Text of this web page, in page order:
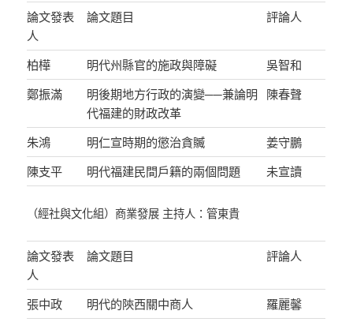
論文發表
人
論文題目 評論人
柏樺 明代州縣官的施政與障礙
吳智和
鄭振滿
明後期地方行政的演變──兼論明
代福建的財政改革
陳春聲
朱鴻 明仁宣時期的懲治貪贓
姜守鵬
陳支平
明代福建民間戶籍的兩個問題 未宣讀
（經社與文化組）商業發展 主持人：管東貴
論文發表
人
論文題目 評論人
張中政 明代的陝西關中商人
羅麗馨